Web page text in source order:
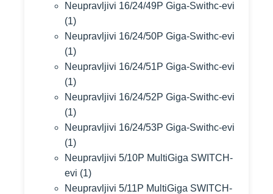
Neupravljivi 16/24/49P Giga-Swithc-evi
(1)
Neupravljivi 16/24/50P Giga-Swithc-evi
(1)
Neupravljivi 16/24/51P Giga-Swithc-evi
(1)
Neupravljivi 16/24/52P Giga-Swithc-evi
(1)
Neupravljivi 16/24/53P Giga-Swithc-evi
(1)
Neupravljivi 5/10P MultiGiga SWITCH-
evi (1)
Neupravljivi 5/11P MultiGiga SWITCH-